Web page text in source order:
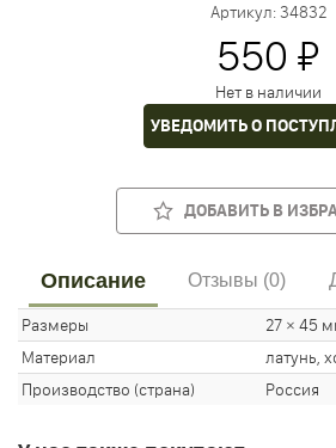
Артикул:34832
550 ₽
Нет в наличии
УВЕДОМИТЬ О
ДОБАВИТЬ В
Описание Отзывы (0)
Размеры
27 × 45
Материал
латунь,
Производство (страна)
Россия